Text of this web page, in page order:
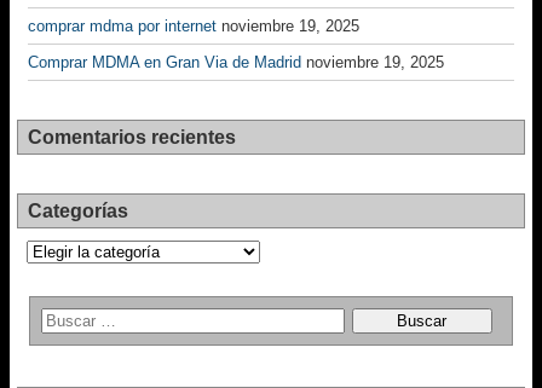
comprar mdma por internet noviembre 19, 2025
Comprar MDMA en Gran Via de Madrid noviembre 19, 2025
Comentarios recientes
Categorías
Categorías